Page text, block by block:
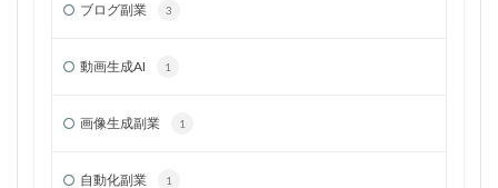
ブログ副業 3
動画生成AI 1
画像生成副業 1
自動化副業 1